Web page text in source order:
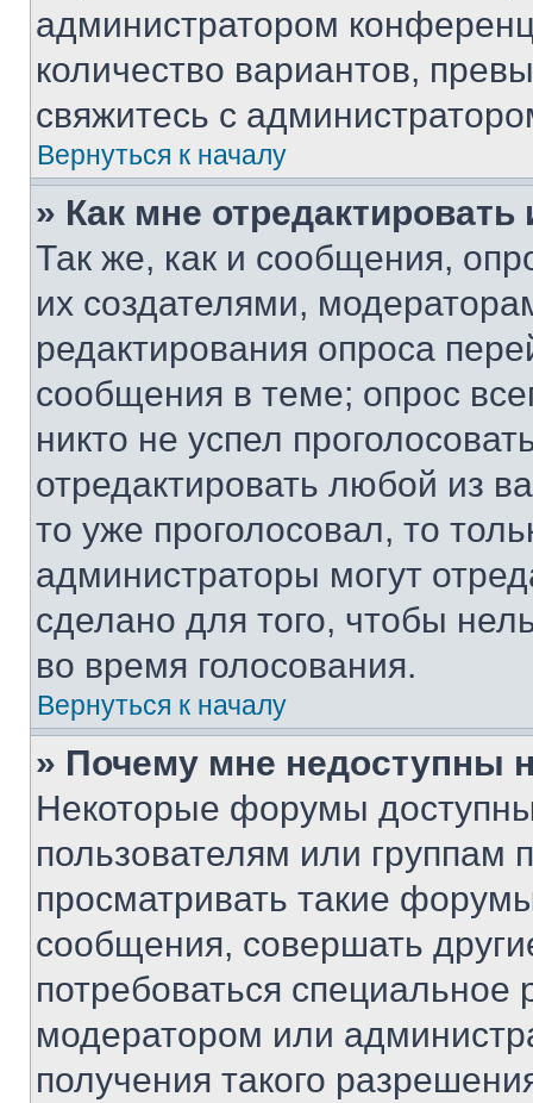
администратором
количество вариантов,
свяжитесь с
Вернуться к началу
» Как мне
Так же, как и сообщения,
их создателями,
редактирования опроса
сообщения в теме; опрос
никто не успел
отредактировать любой из
то уже проголосовал, то
администраторы могут
сделано для того, чтобы
во время голосования.
Вернуться к началу
» Почему мне недоступны
Некоторые форумы
пользователям или группам
просматривать такие
сообщения, совершать
потребоваться
модератором или
получения такого